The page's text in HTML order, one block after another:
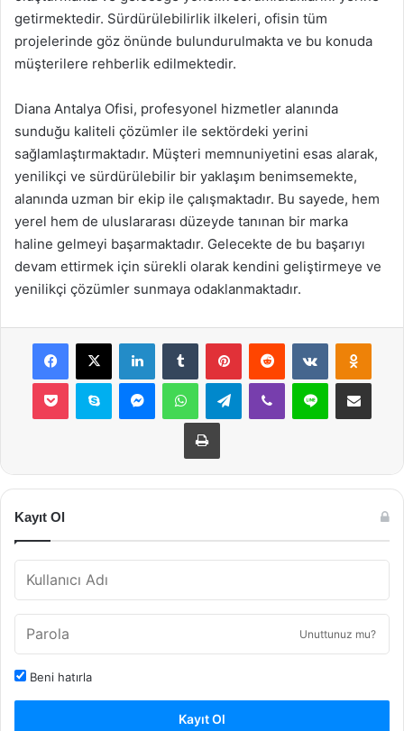
getirmektedir. Sürdürülebilirlik ilkeleri, ofisin tüm
projelerinde göz önünde bulundurulmakta ve bu konuda
müşterilere rehberlik edilmektedir.
Diana Antalya Ofisi, profesyonel hizmetler alanında
sunduğu kaliteli çözümler ile sektördeki yerini
sağlamlaştırmaktadır. Müşteri memnuniyetini esas alarak,
yenilikçi ve sürdürülebilir bir yaklaşım benimsemekte,
alanında uzman bir ekip ile çalışmaktadır. Bu sayede, hem
yerel hem de uluslararası düzeyde tanınan bir marka
haline gelmeyi başarmaktadır. Gelecekte de bu başarıyı
devam ettirmek için sürekli olarak kendini geliştirmeye ve
yenilikçi çözümler sunmaya odaklanmaktadır.
Facebook
X LinkedInTumblr PinterestReddit VKontakte
Pocket Skype MessengerWhatsAppTelegramViber Line E-Posta ile
Yazdır
Kayıt Ol
Unuttunuz mu?
Beni hatırla
Kayıt Ol